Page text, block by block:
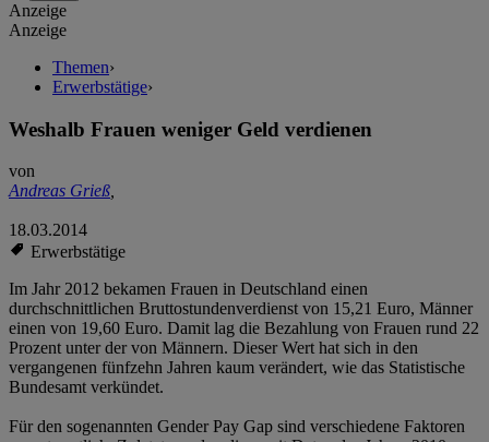
Anzeige
Anzeige
Themen›
Erwerbstätige›
Weshalb Frauen weniger Geld verdienen
von
Andreas Grieß,
18.03.2014
Erwerbstätige
Im Jahr 2012 bekamen Frauen in Deutschland einen
durchschnittlichen Bruttostundenverdienst von 15,21 Euro, Männer
einen von 19,60 Euro. Damit lag die Bezahlung von Frauen rund 22
Prozent unter der von Männern. Dieser Wert hat sich in den
vergangenen fünfzehn Jahren kaum verändert, wie das Statistische
Bundesamt verkündet.
Für den sogenannten Gender Pay Gap sind verschiedene Faktoren